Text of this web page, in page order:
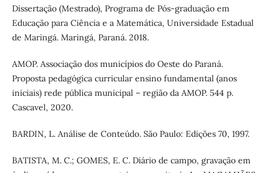
Dissertação (Mestrado), Programa de Pós-graduação em
Educação para Ciência e a Matemática, Universidade Estadual
de Maringá. Maringá, Paraná. 2018.
AMOP. Associação dos municípios do Oeste do Paraná.
Proposta pedagógica curricular ensino fundamental (anos
iniciais) rede pública municipal – região da AMOP. 544 p.
Cascavel, 2020.
BARDIN, L. Análise de Conteúdo. São Paulo: Edições 70, 1997.
BATISTA, M. C.; GOMES, E. C. Diário de campo, gravação em